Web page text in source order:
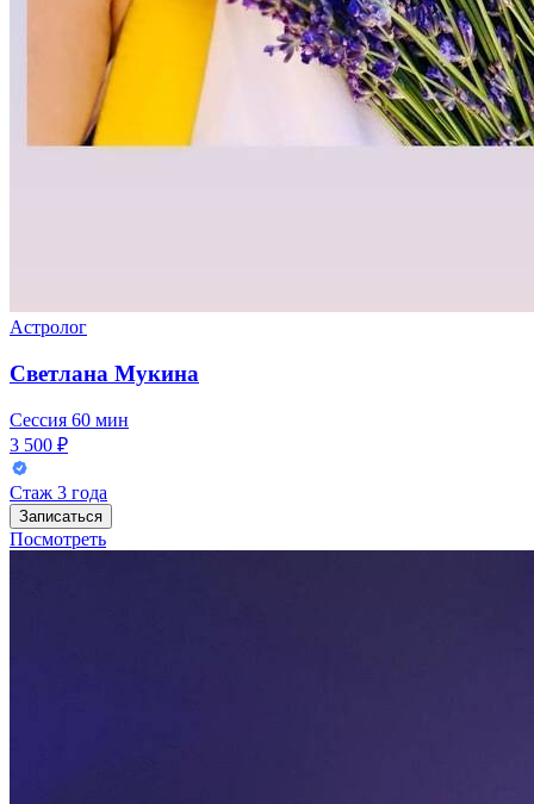
Астролог
Светлана Мукина
Сессия 60 мин
3 500 ₽
Стаж 3 года
Записаться
Посмотреть